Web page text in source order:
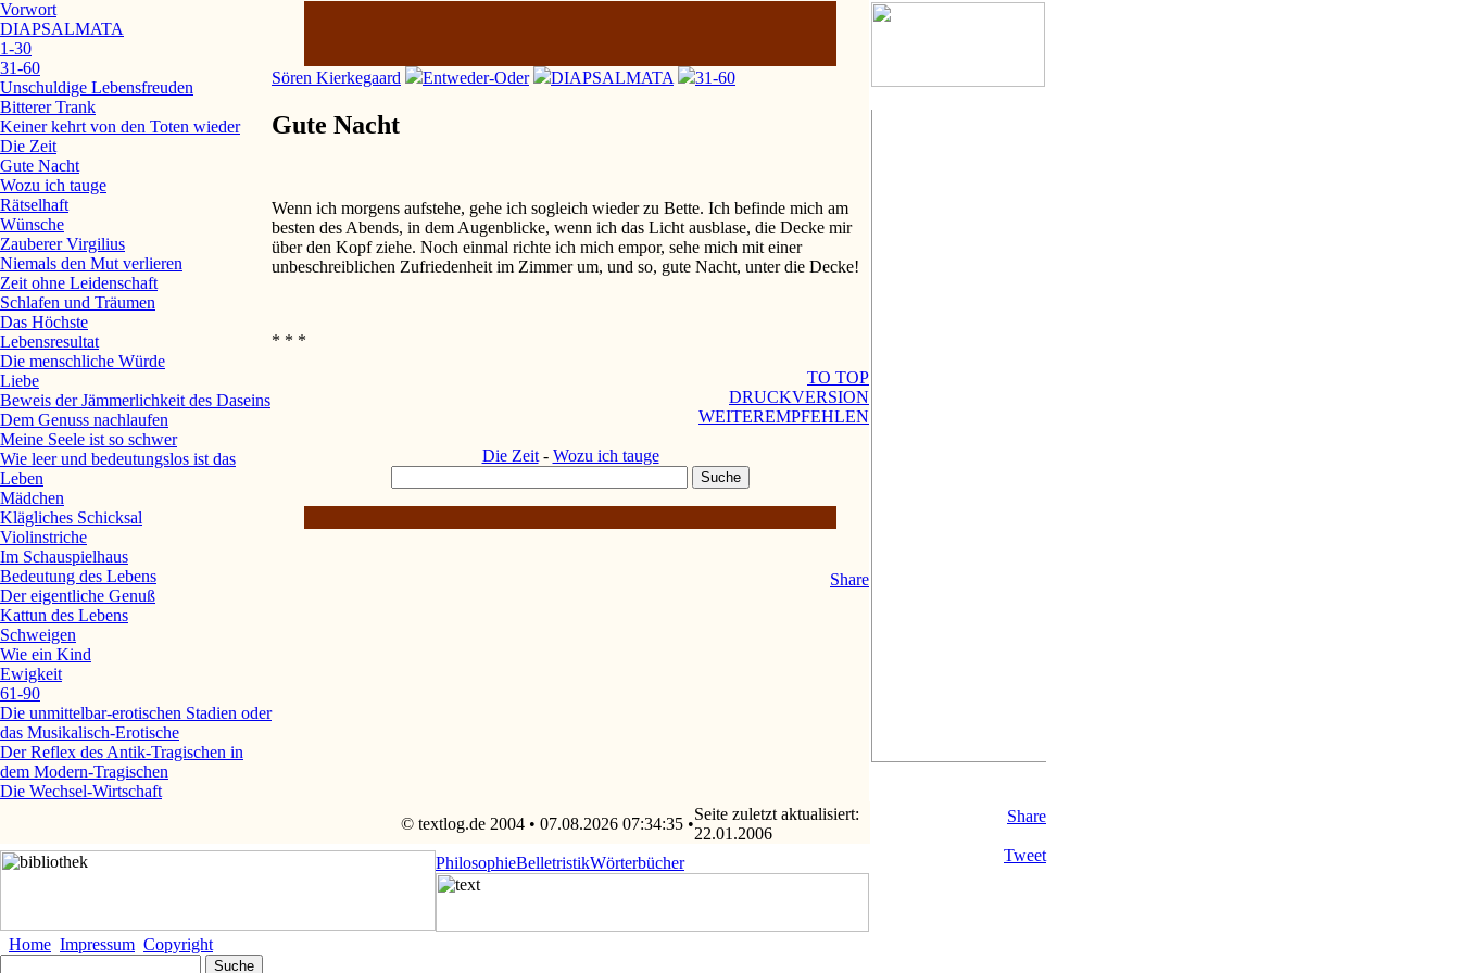
Share
Tweet
Sören Kierkegaard Entweder-Oder DIAPSALMATA 31-60
Gute Nacht
Wenn ich morgens aufstehe, gehe ich sogleich wieder zu Bette. Ich befinde mich am
besten des Abends, in dem Augenblicke, wenn ich das Licht ausblase, die Decke mir
über den Kopf ziehe. Noch einmal richte ich mich empor, sehe mich mit einer
unbeschreiblichen Zufriedenheit im Zimmer um, und so, gute Nacht, unter die Decke!
* * *
TO TOP
DRUCKVERSION
WEITEREMPFEHLEN
Die Zeit- Wozu ich tauge
Share
Vorwort
DIAPSALMATA
1-30
31-60
Unschuldige Lebensfreuden
Bitterer Trank
Keiner kehrt von den Toten wieder
Die Zeit
Gute Nacht
Wozu ich tauge
Rätselhaft
Wünsche
Zauberer Virgilius
Niemals den Mut verlieren
Zeit ohne Leidenschaft
Schlafen und Träumen
Das Höchste
Lebensresultat
Die menschliche Würde
Liebe
Beweis der Jämmerlichkeit des Daseins
Dem Genuss nachlaufen
Meine Seele ist so schwer
Wie leer und bedeutungslos ist das
Leben
Mädchen
Klägliches Schicksal
Violinstriche
Im Schauspielhaus
Bedeutung des Lebens
Der eigentliche Genuß
Kattun des Lebens
Schweigen
Wie ein Kind
Ewigkeit
61-90
Die unmittelbar-erotischen Stadien oder
das Musikalisch-Erotische
Der Reflex des Antik-Tragischen in
dem Modern-Tragischen
Die Wechsel-Wirtschaft
© textlog.de 2004 • 07.08.2026 07:34:35 •
Seite zuletzt aktualisiert:
22.01.2006
PhilosophieBelletristikWörterbücher
Home Impressum Copyright